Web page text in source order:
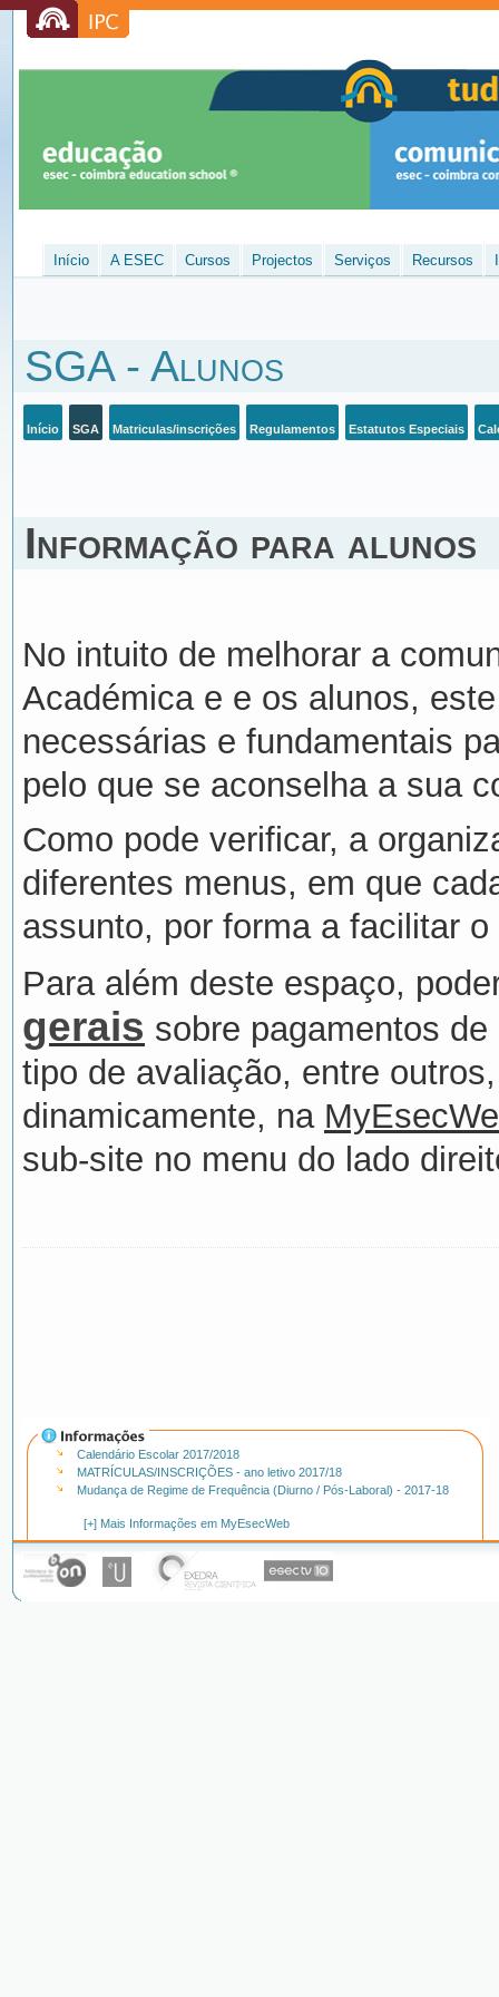
Início A ESEC Cursos Projectos Serviços Recursos
SGA - Alunos
Início SGA Matriculas/inscrições Regulamentos Estatutos Especiais
Informação para alunos
No intuito de melhorar a
Académica e e os alunos,
necessárias e fundamentais
pelo que se aconselha a sua
Como pode verificar, a
diferentes menus, em que
assunto, por forma a facilitar
Para além deste espaço,
gerais sobre pagamentos
tipo de avaliação, entre
dinamicamente, na
sub-site no menu do lado
Calendário Escolar 2017/2018
MATRÍCULAS/INSCRIÇÕES - ano letivo 2017/18
Mudança de Regime de Frequência (Diurno / Pós-Laboral) - 2017-18
[+] Mais Informações em MyEsecWeb